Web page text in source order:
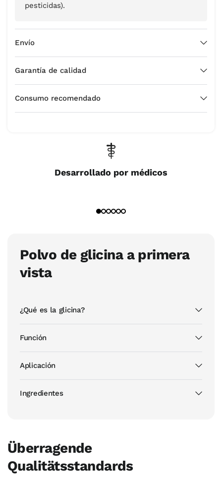
pesticidas).
Envío
Garantía de calidad
Consumo recomendado
Desarrollado por médicos
Polvo de glicina a primera
vista
¿Qué es la glicina?
Función
Aplicación
Ingredientes
Überragende
Qualitätsstandards